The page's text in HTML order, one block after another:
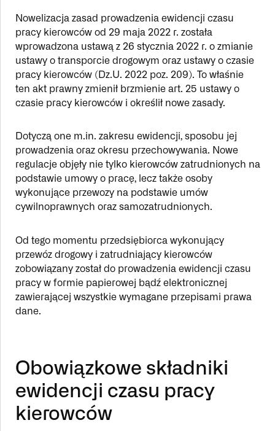
Nowelizacja zasad prowadzenia ewidencji czasu
pracy kierowców od 29 maja 2022 r. została
wprowadzona ustawą z 26 stycznia 2022 r. o zmianie
ustawy o transporcie drogowym oraz ustawy o czasie
pracy kierowców (Dz.U. 2022 poz. 209). To właśnie
ten akt prawny zmienił brzmienie art. 25 ustawy o
czasie pracy kierowców i określił nowe zasady.
Dotyczą one m.in. zakresu ewidencji, sposobu jej
prowadzenia oraz okresu przechowywania. Nowe
regulacje objęły nie tylko kierowców zatrudnionych na
podstawie umowy o pracę, lecz także osoby
wykonujące przewozy na podstawie umów
cywilnoprawnych oraz samozatrudnionych.
Od tego momentu przedsiębiorca wykonujący
przewóz drogowy i zatrudniający kierowców
zobowiązany został do prowadzenia ewidencji czasu
pracy w formie papierowej bądź elektronicznej
zawierającej wszystkie wymagane przepisami prawa
dane.
Obowiązkowe składniki
ewidencji czasu pracy
kierowców